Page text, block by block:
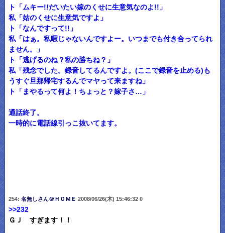
ト「ムキー!!だいたい嫁のくせに生意気なのよ!!」
私「姑のくせに生意気ですよ」
ト「なんですって!!」
私「はぁ。私暇じゃないんですよー。いつまでも付き合ってられ
ません。」
ト「逃げるのね？私の勝ちね？」
私「残念でした。録音してるんですよ。(ここで録音を止める)も
うすぐ旦那帰宅するんでマヤって来ますね」
ト「まやるって何よ！ちょっと？嫁子さ…」
通話終了。
一時的に電話線引っこ抜いてます。
254: 名無しさん＠ＨＯＭＥ 2008/06/26(木) 15:46:32 0
>>232
ＧＪ すぎます！！